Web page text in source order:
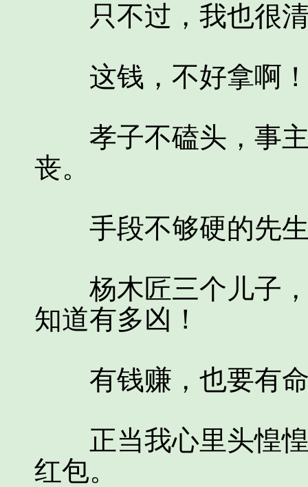
只不过，我也很
这钱，不好拿啊
孝子不磕头，事主
丧。
手段不够硬的先生
杨木匠三个儿子，
知道有多凶！
有钱赚，也要有命
正当我心里头惶惶
红包。